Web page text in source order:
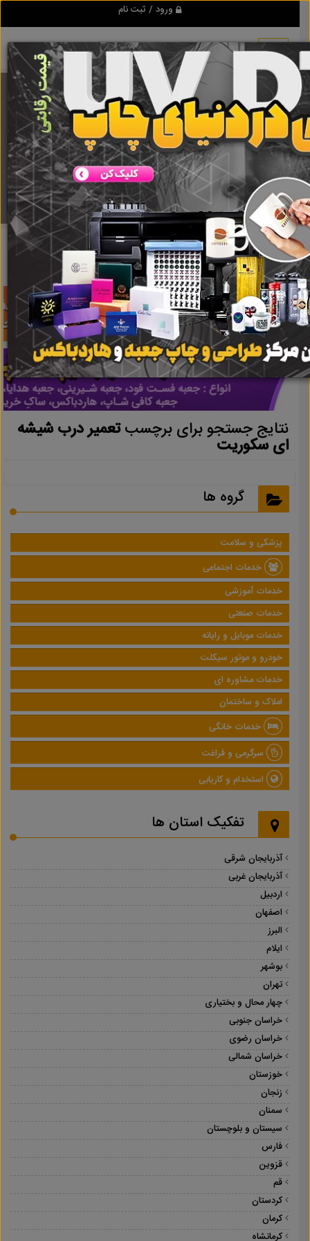
ورود / ثبت نام
برنامه اندروید تبلیغ شو
مرجع نیازمندیها و تبلیغات اینترنتی
دانلود
تبلیغ شو تعمیر درب شیشه ای سکوریت
نتایج جستجو برای برچسب
تعمیر درب شیشه ای سکوریت
نتایج جستجو برای برچسبتعمیر درب شیشه
ای سکوریت
گروه ها
پزشکی و سلامت
خدمات اجتماعی
خدمات آموزشی
خدمات صنعتی
خدمات موبایل و رایانه
خودرو و موتور سیکلت
خدمات مشاوره ای
املاک و ساختمان
خدمات خانگی
سرگرمی و فراغت
استخدام و کاریابی
تفکیک استان ها
آذربایجان شرقی
آذربایجان غربی
اردبیل
اصفهان
البرز
ایلام
بوشهر
تهران
چهار محال و بختیاری
خراسان جنوبی
خراسان رضوی
خراسان شمالی
خوزستان
زنجان
سمنان
سیستان و بلوچستان
فارس
قزوین
قم
کردستان
کرمان
کرمانشاه